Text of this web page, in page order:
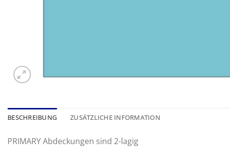
BESCHREIBUNG ZUSÄTZLICHE INFORMATION
PRIMARY Abdeckungen sind 2-lagig